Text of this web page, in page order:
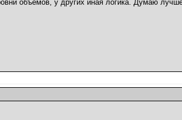
объемов, у других иная логика. Думаю